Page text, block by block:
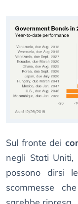
Sul fronte dei
negli Stati Uniti,
possono dirsi
scommesse